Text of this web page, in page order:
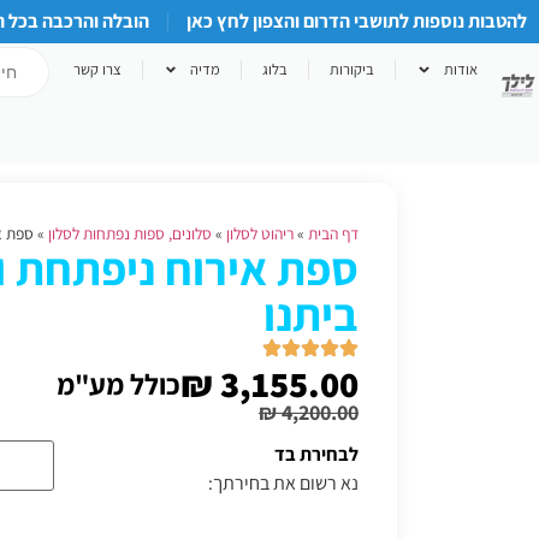
להטבות נוספות לתושבי הדרום והצפון לחץ כאן הובלה והרכבה
אודות ביקורות בלוג מדיה צרו קשר
דף הבית »ריהוט לסלון » סלונים, ספות נפתחות לסלון » ספת
ביתנו
₪4,200.00
₪3,155.00 כולל מע"מ
לבחירת בד
נא רשום את בחירתך: